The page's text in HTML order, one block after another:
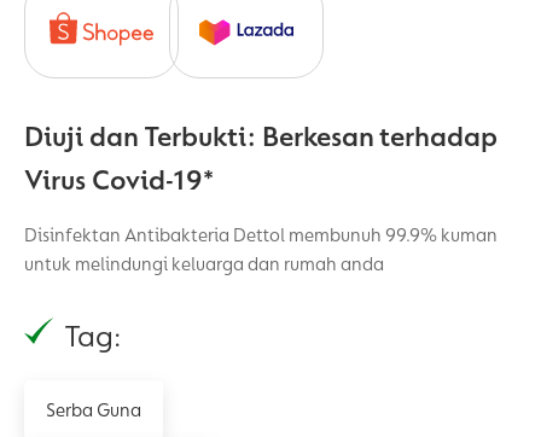
Diuji dan Terbukti: Berkesan terhadap
Virus Covid-19*
Disinfektan Antibakteria Dettol membunuh 99.9% kuman
untuk melindungi keluarga dan rumah anda
Tag:
Serba Guna